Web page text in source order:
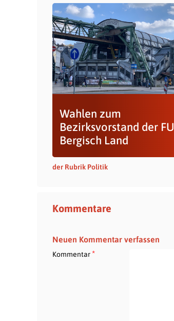
Wahlen zum
Bezirksvorstand der FU
Bergisch Land
der Rubrik Politik
Kommentare
Neuen Kommentar verfassen
Kommentar*